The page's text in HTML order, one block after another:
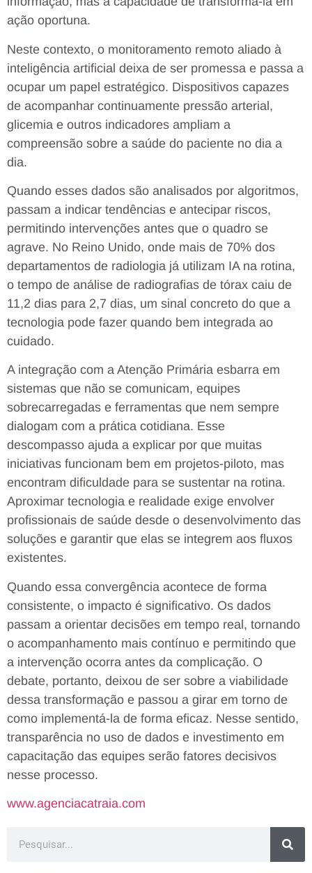
ação oportuna.
Neste contexto, o monitoramento remoto aliado à
inteligência artificial deixa de ser promessa e passa a
ocupar um papel estratégico. Dispositivos capazes
de acompanhar continuamente pressão arterial,
glicemia e outros indicadores ampliam a
compreensão sobre a saúde do paciente no dia a
dia.
Quando esses dados são analisados por algoritmos,
passam a indicar tendências e antecipar riscos,
permitindo intervenções antes que o quadro se
agrave. No Reino Unido, onde mais de 70% dos
departamentos de radiologia já utilizam IA na rotina,
o tempo de análise de radiografias de tórax caiu de
11,2 dias para 2,7 dias, um sinal concreto do que a
tecnologia pode fazer quando bem integrada ao
cuidado.
A integração com a Atenção Primária esbarra em
sistemas que não se comunicam, equipes
sobrecarregadas e ferramentas que nem sempre
dialogam com a prática cotidiana. Esse
descompasso ajuda a explicar por que muitas
iniciativas funcionam bem em projetos-piloto, mas
encontram dificuldade para se sustentar na rotina.
Aproximar tecnologia e realidade exige envolver
profissionais de saúde desde o desenvolvimento das
soluções e garantir que elas se integrem aos fluxos
existentes.
Quando essa convergência acontece de forma
consistente, o impacto é significativo. Os dados
passam a orientar decisões em tempo real, tornando
o acompanhamento mais contínuo e permitindo que
a intervenção ocorra antes da complicação. O
debate, portanto, deixou de ser sobre a viabilidade
dessa transformação e passou a girar em torno de
como implementá-la de forma eficaz. Nesse sentido,
transparência no uso de dados e investimento em
capacitação das equipes serão fatores decisivos
nesse processo.
www.agenciacatraia.com